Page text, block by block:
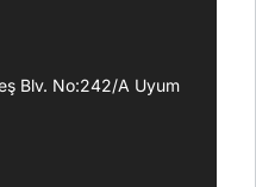
Blv. No:242/A Uyum